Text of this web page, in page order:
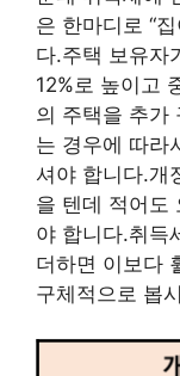
은 한마디로 “
다.주택 보유자
12%로 높이고
의 주택을 추가
는 경우에 따라
셔야 합니다.개
을 텐데 적어도
야 합니다.취득
더하면 이보다
구체적으로 봅